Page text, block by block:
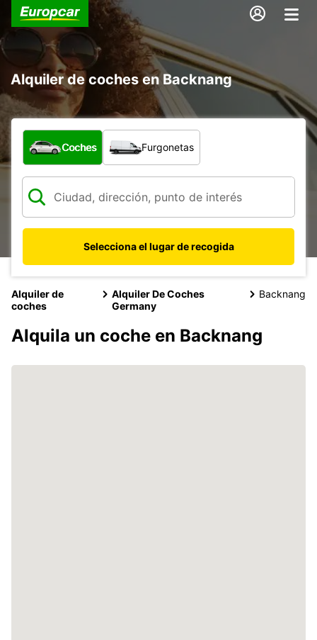
Alquiler de coches en Backnang
¿Qué tipo de vehículo?
Coches Furgonetas
Selecciona el lugar de recogida
Alquiler de
coches
Alquiler De Coches
Germany
Backnang
Alquila un coche en Backnang